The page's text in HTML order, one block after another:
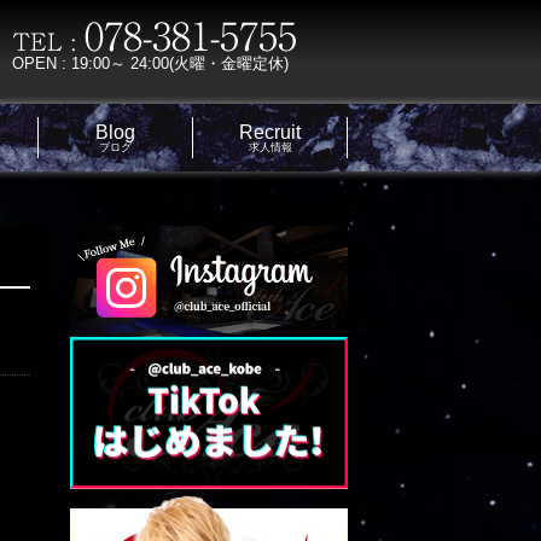
OPEN : 19:00～ 24:00(火曜・金曜定休)
Blog
ブログ
Recruit
求人情報